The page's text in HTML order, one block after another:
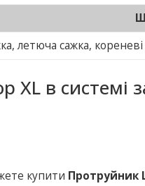
летюча сажка, кореневі
XL в системі
купити Протруйник